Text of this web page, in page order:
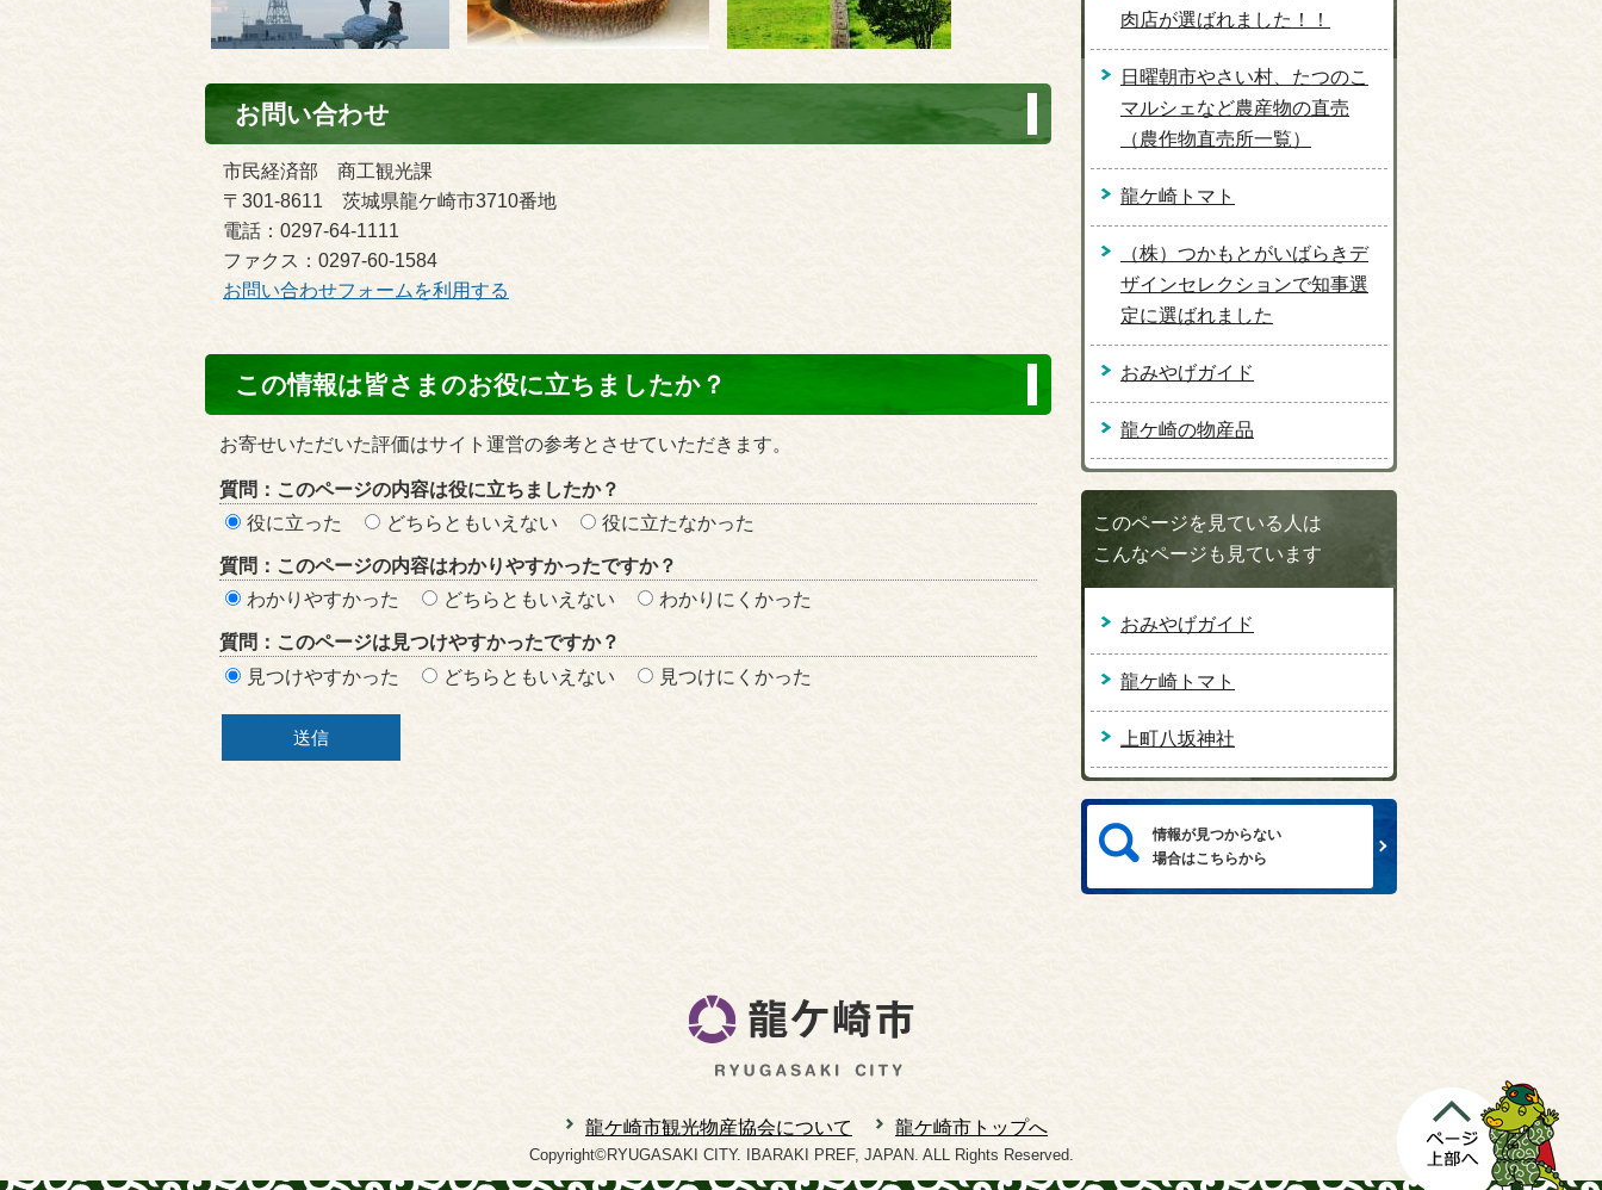
お問い合わせ
市民経済部 商工観光課
〒301-8611 茨城県龍ケ崎市3710番地
電話：0297-64-1111
ファクス：0297-60-1584
お問い合わせフォームを利用する
ン
テ
ン
ツ
価
リ
ア
この情報は皆さまのお役に立ちましたか？
お寄せいただいた評価はサイト運営の参考とさせていただきます。
質問：このページの内容は役に立ちましたか？
役に立った
どちらともいえない 役に立たなかった
質問：このページの内容はわかりやすかったですか？
わかりやすかった
どちらともいえない わかりにくかった
質問：このページは見つけやすかったですか？
見つけやすかった
どちらともいえない 見つけにくかった
肉店が選ばれました！！
日曜朝市やさい村、たつのこ
マルシェなど農産物の直売
（農作物直売所一覧）
龍ケ崎トマト
（株）つかもとがいばらきデ
ザインセレクションで知事選
定に選ばれました
おみやげガイド
龍ケ崎の物産品
このページを見ている人は
こんなページも見ています
おみやげガイド
龍ケ崎トマト
上町八坂神社
情報が見つからない
場合はこちらから
龍ケ崎市観光物産協会について 龍ケ崎市トップへ
Copyright©RYUGASAKI CITY. IBARAKI PREF, JAPAN. ALL Rights Reserved.